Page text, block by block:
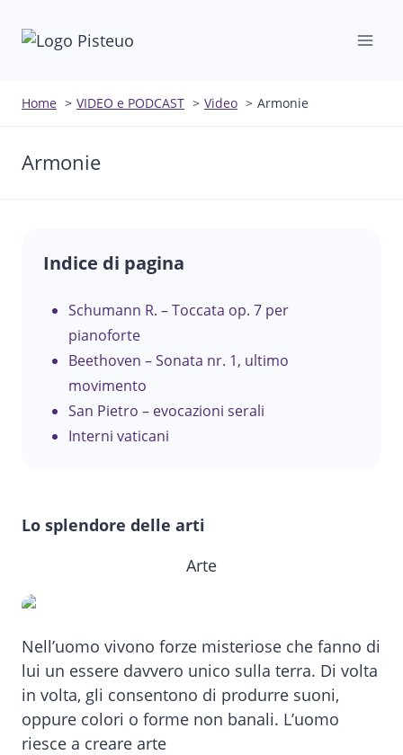
Home VIDEO e PODCAST Video Armonie
Armonie
Indice di pagina
Schumann R. – Toccata op. 7 per
pianoforte
Beethoven – Sonata nr. 1, ultimo
movimento
San Pietro – evocazioni serali
Interni vaticani
Lo splendore delle arti
Arte
Nell’uomo vivono forze misteriose che fanno di
lui un essere davvero unico sulla terra. Di volta
in volta, gli consentono di produrre suoni,
oppure colori o forme non banali. L’uomo
riesce a creare arte